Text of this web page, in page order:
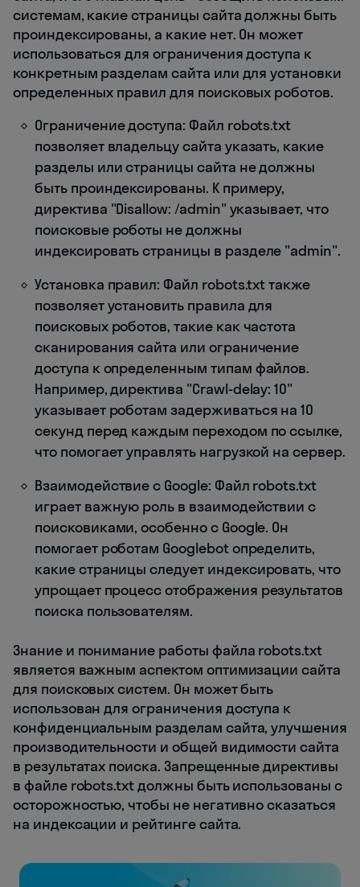
системам, какие страницы сайта должны быть
проиндексированы, а какие нет. Он может
использоваться для ограничения доступа к
конкретным разделам сайта или для установки
определенных правил для поисковых роботов.
Ограничение доступа: Файл robots.txt
позволяет владельцу сайта указать, какие
разделы или страницы сайта не должны
быть проиндексированы. К примеру,
директива "Disallow: /admin" указывает, что
поисковые роботы не должны
индексировать страницы в разделе "admin".
Установка правил: Файл robots.txt также
позволяет установить правила для
поисковых роботов, такие как частота
сканирования сайта или ограничение
доступа к определенным типам файлов.
Например, директива "Crawl-delay: 10"
указывает роботам задерживаться на 10
секунд перед каждым переходом по ссылке,
что помогает управлять нагрузкой на сервер.
Взаимодействие с Google: Файл robots.txt
играет важную роль в взаимодействии с
поисковиками, особенно с Google. Он
помогает роботам Googlebot определить,
какие страницы следует индексировать, что
упрощает процесс отображения результатов
поиска пользователям.
Знание и понимание работы файла robots.txt
является важным аспектом оптимизации сайта
для поисковых систем. Он может быть
использован для ограничения доступа к
конфиденциальным разделам сайта, улучшения
производительности и общей видимости сайта
в результатах поиска. Запрещенные директивы
в файле robots.txt должны быть использованы с
осторожностью, чтобы не негативно сказаться
на индексации и рейтинге сайта.